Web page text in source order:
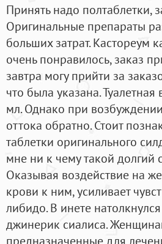
Принять надо полтаблетки,
Оригинальные препараты
больших затрат. Кастореум
очень понравилось, заказ
завтра могу прийти за
что была указана.
мл. Однако при
оттока обратно. Стоит
таблетки оригинального
мне ни к чему такой долгий
Оказывая воздействие на
крови к ним, усиливает
либидо. В инете
джинерик сиалиса.
предназначенные для